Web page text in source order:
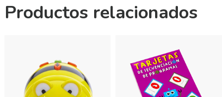
Productos relacionados